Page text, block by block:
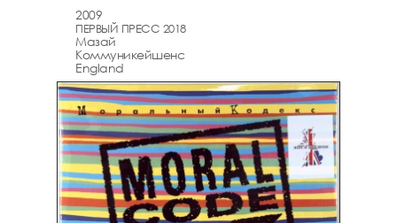
2009
ПЕРВЫЙ ПРЕСС 2018
Мазай
Коммуникейшенс
England